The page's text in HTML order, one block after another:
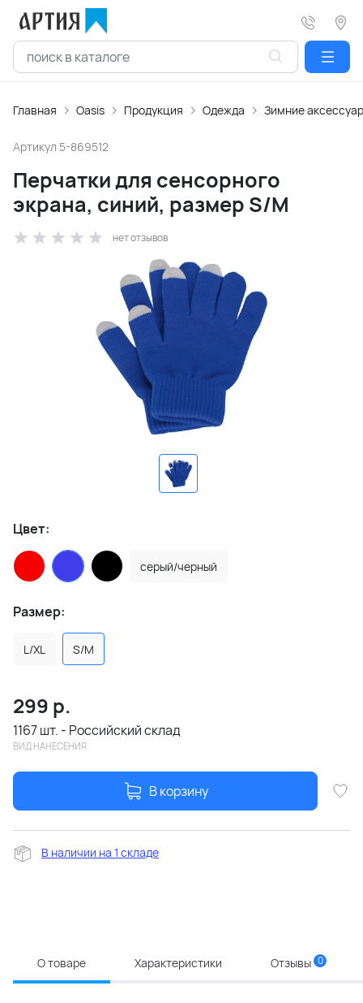
Главная Oasis Продукция Одежда Зимние
Артикул 5-869512
Перчатки для сенсорного
экрана, синий, размер S/M
нет отзывов
Цвет:
серый/черный
Размер:
L/XL S/M
299 р.
1167 шт. - Российский склад
ВИД НАНЕСЕНИЯ
В корзину
В наличии на 1 складе
О товаре Характеристики Отзывы 0